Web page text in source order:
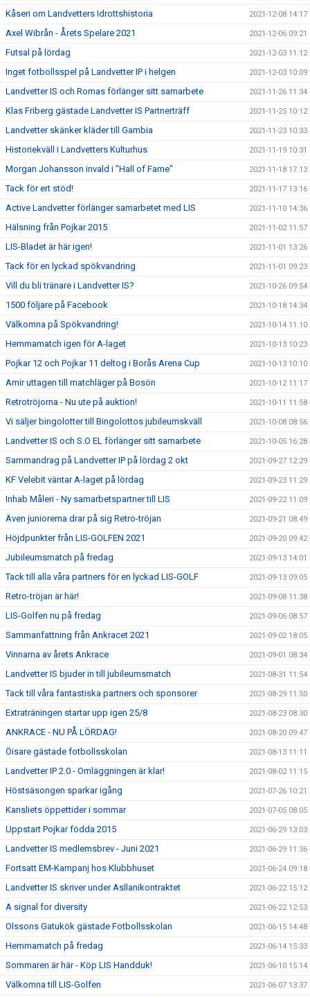
Kåseri om Landvetters Idrottshistoria 2021-12-08 14:17
Axel Wibrån - Årets Spelare 2021 2021-12-06 09:21
Futsal på lördag 2021-12-03 11:12
Inget fotbollsspel på Landvetter IP i helgen 2021-12-03 10:09
Landvetter IS och Romas förlänger sitt samarbete 2021-11-26 11:34
Klas Friberg gästade Landvetter IS Partnerträff 2021-11-25 10:12
Landvetter skänker kläder till Gambia 2021-11-23 10:33
Historiekväll i Landvetters Kulturhus 2021-11-19 10:31
Morgan Johansson invald i "Hall of Fame" 2021-11-18 17:13
Tack för ert stöd! 2021-11-17 13:16
Active Landvetter förlänger samarbetet med LIS 2021-11-10 14:36
Hälsning från Pojkar 2015 2021-11-02 11:57
LIS-Bladet är här igen! 2021-11-01 13:26
Tack för en lyckad spökvandring 2021-11-01 09:23
Vill du bli tränare i Landvetter IS? 2021-10-26 09:54
1500 följare på Facebook 2021-10-18 14:34
Välkomna på Spökvandring! 2021-10-14 11:10
Hemmamatch igen för A-laget 2021-10-13 10:23
Pojkar 12 och Pojkar 11 deltog i Borås Arena Cup 2021-10-13 10:10
Amir uttagen till matchläger på Bosön 2021-10-12 11:17
Retrotröjorna - Nu ute på auktion! 2021-10-11 11:58
Vi säljer bingolotter till Bingolottos jubileumskväll 2021-10-08 08:56
Landvetter IS och S.O EL förlänger sitt samarbete 2021-10-05 16:28
Sammandrag på Landvetter IP på lördag 2 okt 2021-09-27 12:29
KF Velebit väntar A-laget på lördag 2021-09-23 11:29
Inhab Måleri - Ny samarbetspartner till LIS 2021-09-22 11:09
Även juniorerna drar på sig Retro-tröjan 2021-09-21 08:49
Höjdpunkter från LIS-GOLFEN 2021 2021-09-20 09:42
Jubileumsmatch på fredag 2021-09-13 14:01
Tack till alla våra partners för en lyckad LIS-GOLF 2021-09-13 09:05
Retro-tröjan är här! 2021-09-08 11:38
LIS-Golfen nu på fredag 2021-09-06 08:57
Sammanfattning från Ankracet 2021 2021-09-02 18:05
Vinnarna av årets Ankrace 2021-09-01 08:34
Landvetter IS bjuder in till jubileumsmatch 2021-08-31 11:54
Tack till våra fantastiska partners och sponsorer 2021-08-29 11:50
Extraträningen startar upp igen 25/8 2021-08-23 08:30
ANKRACE - NU PÅ LÖRDAG! 2021-08-20 09:47
Öisare gästade fotbollsskolan 2021-08-13 11:11
Landvetter IP 2.0 - Omläggningen är klar! 2021-08-02 11:15
Höstsäsongen sparkar igång 2021-07-26 10:21
Kansliets öppettider i sommar 2021-07-05 08:05
Uppstart Pojkar födda 2015 2021-06-29 13:03
Landvetter IS medlemsbrev - Juni 2021 2021-06-29 11:36
Fortsatt EM-Kampanj hos Klubbhuset 2021-06-24 09:18
Landvetter IS skriver under Asllanikontraktet 2021-06-22 15:12
A signal for diversity 2021-06-22 12:53
Olssons Gatukök gästade Fotbollsskolan 2021-06-15 14:48
Hemmamatch på fredag 2021-06-14 15:33
Sommaren är här - Köp LIS Handduk! 2021-06-10 15:14
Välkomna till LIS-Golfen 2021-06-07 13:37